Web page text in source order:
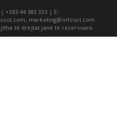
+383 44 383 333 | E:
, marketing@infosot.com
të drejtat janë të rezervuara